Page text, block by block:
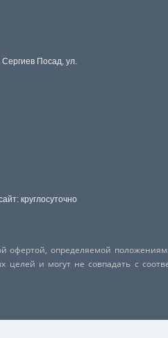
Сергиев Посад, ул.
круглосуточно
офертой, определяемой
целей и могут не совпадать с